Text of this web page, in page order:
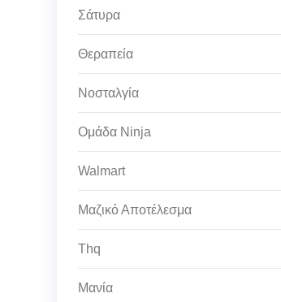
Σάτυρα
Θεραπεία
Νοσταλγία
Ομάδα Ninja
Walmart
Μαζικό Αποτέλεσμα
Thq
Μανία